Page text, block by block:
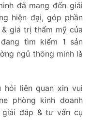
đã mang đến giải
hiện đại, góp phần
giá trị thẩm mỹ của
tìm kiếm 1 sản
ngủ thông minh là
liên quan xin vui
phòng kinh doanh
đáp & tư vấn cụ